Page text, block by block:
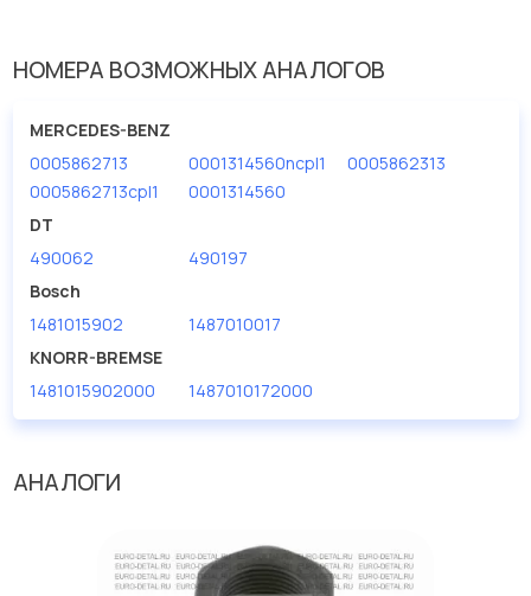
У данной детали есть аналоги с номерами, убедитесь сами.
представлены в большом ассортименте.
Мы продаем сертифицированные колодки тормозные
дисковые с гарантией от производителя TRUCKTEC.
НОМЕРА ВОЗМОЖНЫХ АНАЛОГОВ
MERCEDES-BENZ
0005862713
0001314560ncpl1
0005862313
0005862713cpl1
0001314560
DT
490062
490197
Bosch
1481015902
1487010017
KNORR-BREMSE
1481015902000
1487010172000
АНАЛОГИ